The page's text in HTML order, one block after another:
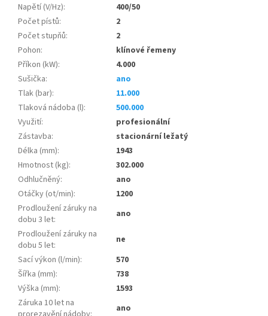
Napětí (V/Hz):
400/50
Počet pístů:
2
Počet stupňů:
2
Pohon:
klínové řemeny
Příkon (kW):
4.000
Sušička:
ano
Tlak (bar):
11.000
Tlaková nádoba (l):
500.000
Využití:
profesionální
Zástavba:
stacionární ležatý
Délka (mm):
1943
Hmotnost (kg):
302.000
Odhlučněný:
ano
Otáčky (ot/min):
1200
Prodloužení záruky na
dobu 3 let:
ano
Prodloužení záruky na
dobu 5 let:
ne
Sací výkon (l/min):
570
Šířka (mm):
738
Výška (mm):
1593
Záruka 10 let na
ano